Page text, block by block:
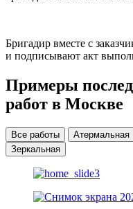
Бригадир вместе с
и подписывают акт
Примеры
работ в Москве
Все работы Атермальная
Зеркальная